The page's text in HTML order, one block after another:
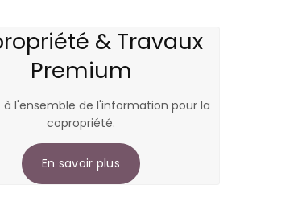
& Travaux
Premium
à l'ensemble de l'information pour la
copropriété.
En savoir plus